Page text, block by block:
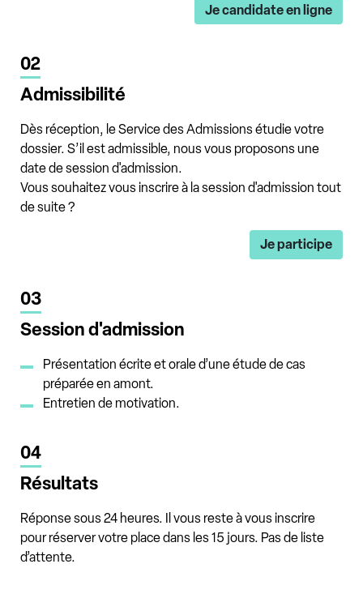
Je candidate en ligne
02
Admissibilité
Dès réception, le Service des Admissions étudie votre
dossier. S’il est admissible, nous vous proposons une
date de session d'admission.
Vous souhaitez vous inscrire à la session d'admission tout
de suite ?
Je participe
03
Session d'admission
Présentation écrite et orale d’une étude de cas
préparée en amont.
Entretien de motivation.
04
Résultats
Réponse sous 24 heures. Il vous reste à vous inscrire
pour réserver votre place dans les 15 jours. Pas de liste
d’attente.